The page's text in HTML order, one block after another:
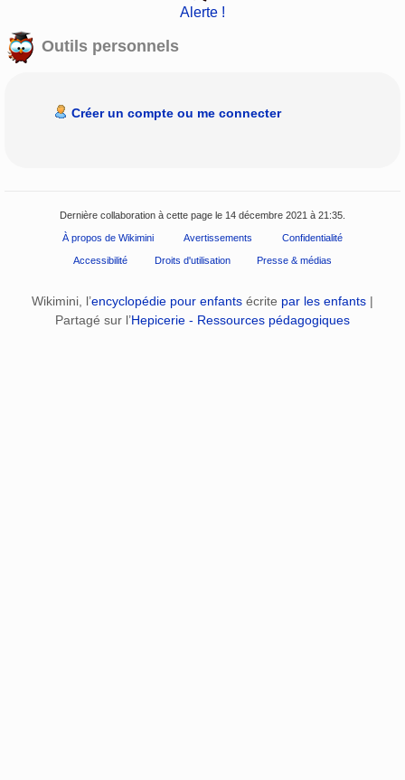
Alerte !
Outils personnels
Créer un compte ou me connecter
Dernière collaboration à cette page le 14 décembre 2021 à 21:35.
À propos de Wikimini Avertissements Confidentialité
Accessibilité Droits d'utilisation Presse & médias
Wikimini, l’encyclopédie pour enfants écrite par les enfants |
Partagé sur l’Hepicerie - Ressources pédagogiques